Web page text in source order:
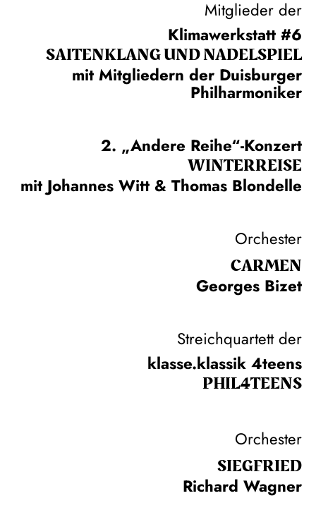
Mitglieder der
Klimawerkstatt #6
SAITEN­KLANG UND NADEL­SPIEL
mit Mitgliedern der Duisburger
Philharmoniker
2. „Andere Reihe“-Konzert
WINTER­REISE
mit Johannes Witt & Thomas Blondelle
Orchester
CARMEN
Georges Bizet
Streichquartett der
klasse.klassik 4teens
PHIL­4TEENS
Orchester
SIEG­FRIED
Richard Wagner